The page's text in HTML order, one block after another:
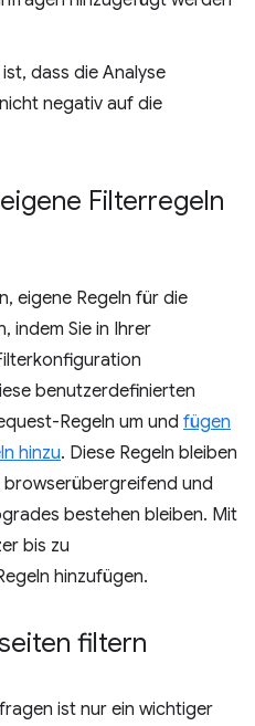
dass die Analyse
negativ auf die
eigene Filterregeln
eigene Regeln für die
indem Sie in Ihrer
benutzerdefinierten
Regeln um und fügen
hinzu. Diese Regeln bleiben
und
bestehen bleiben. Mit
bis zu
hinzufügen.
filtern
ist nur ein wichtiger